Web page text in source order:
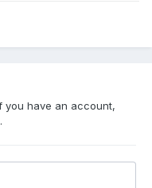
you have an account,